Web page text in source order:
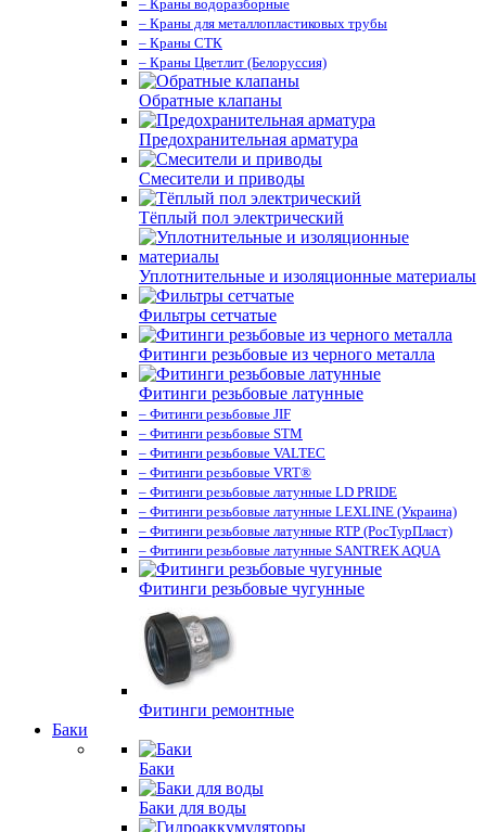
– Краны водоразборные
– Краны для металлопластиковых трубы
– Краны СТК
– Краны Цветлит (Белоруссия)
Обратные клапаны
Предохранительная арматура
Смесители и приводы
Тёплый пол электрический
Уплотнительные и изоляционные материалы
Фильтры сетчатые
Фитинги резьбовые из черного металла
Фитинги резьбовые латунные
– Фитинги резьбовые JIF
– Фитинги резьбовые STM
– Фитинги резьбовые VALTEC
– Фитинги резьбовые VRT®
– Фитинги резьбовые латунные LD PRIDE
– Фитинги резьбовые латунные LEXLINE (Украина)
– Фитинги резьбовые латунные RTP (РосТурПласт)
– Фитинги резьбовые латунные SANTREK AQUA
Фитинги резьбовые чугунные
Фитинги ремонтные
Баки
Баки
Баки для воды